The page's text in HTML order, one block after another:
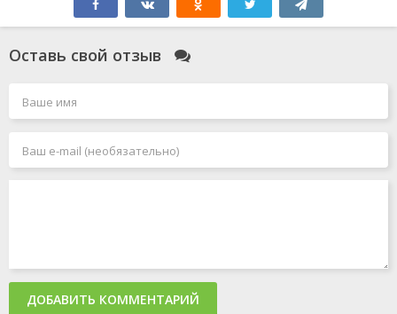
Оставь свой отзыв
ДОБАВИТЬ КОММЕНТАРИЙ